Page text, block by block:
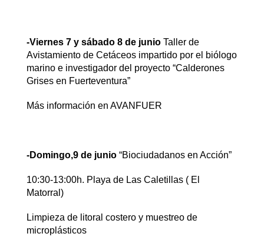
-Viernes 7 y sábado 8 de junioTaller de
Avistamiento de Cetáceos impartido por el biólogo
marino e investigador del proyecto “Calderones
Grises en Fuerteventura”
Más información en AVANFUER
-Domingo,9 de junio“Biociudadanos en Acción”
10:30-13:00h. Playa de Las Caletillas ( El
Matorral)
Limpieza de litoral costero y muestreo de
microplásticos